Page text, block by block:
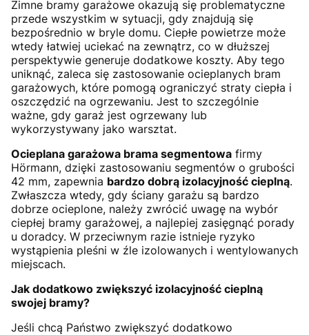
Zimne bramy garażowe okazują się problematyczne
przede wszystkim w sytuacji, gdy znajdują się
bezpośrednio w bryle domu. Ciepłe powietrze może
wtedy łatwiej uciekać na zewnątrz, co w dłuższej
perspektywie generuje dodatkowe koszty. Aby tego
uniknąć, zaleca się zastosowanie ocieplanych bram
garażowych, które pomogą ograniczyć straty ciepła i
oszczędzić na ogrzewaniu. Jest to szczególnie
ważne, gdy garaż jest ogrzewany lub
wykorzystywany jako warsztat.
Ocieplana garażowa brama segmentowa firmy
Hörmann, dzięki zastosowaniu segmentów o grubości
42 mm, zapewnia bardzo dobrą izolacyjność cieplną.
Zwłaszcza wtedy, gdy ściany garażu są bardzo
dobrze ocieplone, należy zwrócić uwagę na wybór
ciepłej bramy garażowej, a najlepiej zasięgnąć porady
u doradcy. W przeciwnym razie istnieje ryzyko
wystąpienia pleśni w źle izolowanych i wentylowanych
miejscach.
Jak dodatkowo zwiększyć izolacyjność cieplną
swojej bramy?
Jeśli chcą Państwo zwiększyć dodatkowo